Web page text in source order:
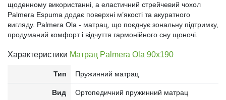
щоденному використанні, а еластичний стрейчевий чохол
Palmera Espuma додає поверхні м’якості та акуратного
вигляду. Palmera Ola - матрац, що поєднує зональну підтримку,
продуманий комфорт і відчуття гармонійного сну щоночі.
Характеристики Матрац Palmera Ola 90x190
Тип Пружинний матрац
Вид Ортопедичний пружинний матрац